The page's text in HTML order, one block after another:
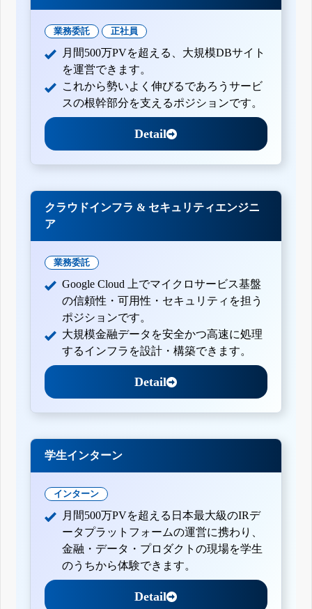
業務委託 正社員
月間500万PVを超える、大規模DBサイト
を運営できます。
これから勢いよく伸びるであろうサービ
スの根幹部分を支えるポジションです。
Detail
クラウドインフラ & セキュリティエンジニ
ア
業務委託
Google Cloud 上でマイクロサービス基盤
の信頼性・可用性・セキュリティを担う
ポジションです。
大規模金融データを安全かつ高速に処理
するインフラを設計・構築できます。
Detail
学生インターン
インターン
月間500万PVを超える日本最大級のIRデ
ータプラットフォームの運営に携わり、
金融・データ・プロダクトの現場を学生
のうちから体験できます。
Detail